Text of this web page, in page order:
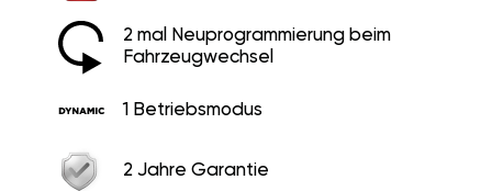
2 mal Neuprogrammierung beim
Fahrzeugwechsel
1 Betriebsmodus
2 Jahre Garantie